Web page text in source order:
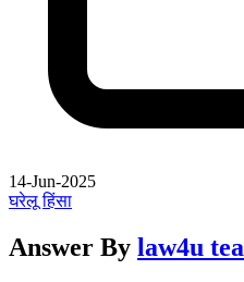
14-Jun-2025
घरेलू हिंसा
Answer By law4u